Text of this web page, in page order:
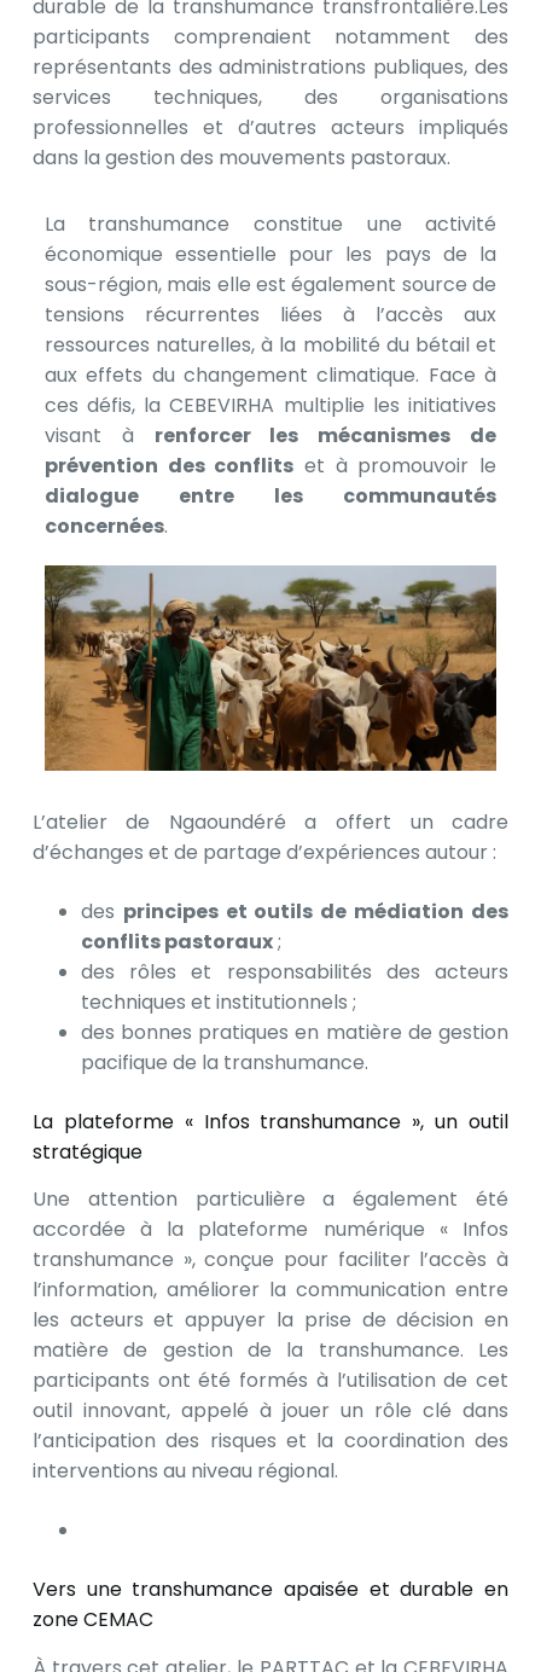
durable de la transhumance transfrontalière.Les
participants comprenaient notamment des
représentants des administrations publiques, des
services techniques, des organisations
professionnelles et d’autres acteurs impliqués
dans la gestion des mouvements pastoraux.
La transhumance constitue une activité
économique essentielle pour les pays de la
sous-région, mais elle est également source de
tensions récurrentes liées à l’accès aux
ressources naturelles, à la mobilité du bétail et
aux effets du changement climatique. Face à
ces défis, la CEBEVIRHA multiplie les initiatives
visant à renforcer les mécanismes de
prévention des conflits et à promouvoir le
dialogue entre les communautés
concernées.
L’atelier de Ngaoundéré a offert un cadre
d’échanges et de partage d’expériences autour :
des principes et outils de médiation des
conflits pastoraux;
des rôles et responsabilités des acteurs
techniques et institutionnels ;
des bonnes pratiques en matière de gestion
pacifique de la transhumance.
La plateforme « Infos transhumance », un outil
stratégique
Une attention particulière a également été
accordée à la plateforme numérique « Infos
transhumance », conçue pour faciliter l’accès à
l’information, améliorer la communication entre
les acteurs et appuyer la prise de décision en
matière de gestion de la transhumance. Les
participants ont été formés à l’utilisation de cet
outil innovant, appelé à jouer un rôle clé dans
l’anticipation des risques et la coordination des
interventions au niveau régional.
Vers une transhumance apaisée et durable en
zone CEMAC